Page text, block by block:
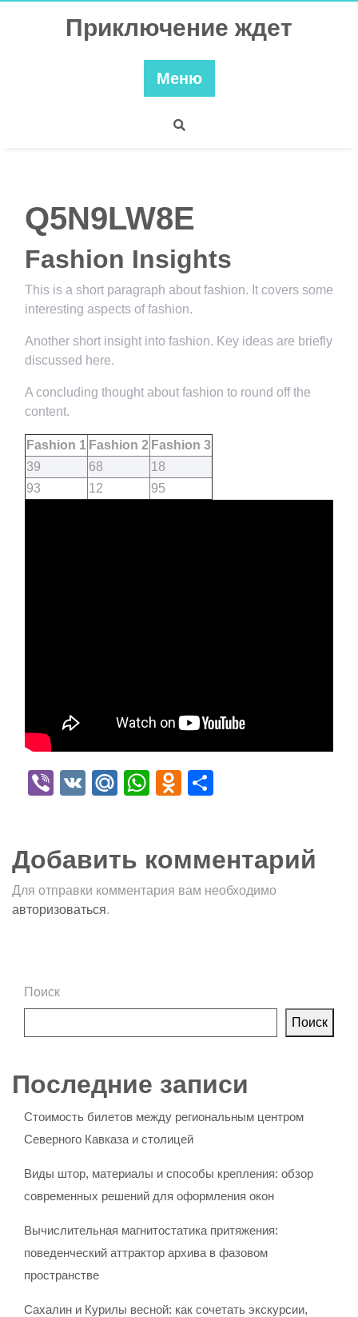
Приключение ждет
Меню
Q5N9LW8E
Fashion Insights
This is a short paragraph about fashion. It covers some
interesting aspects of fashion.
Another short insight into fashion. Key ideas are briefly
discussed here.
A concluding thought about fashion to round off the
content.
Fashion 1 Fashion 2 Fashion 3
39
68
18
93
12 95
Viber
VK Mail.Ru
WhatsApp
Odnoklassniki
Добавить комментарий
Для отправки комментария вам необходимо
авторизоваться.
Поиск
Поиск
Последние записи
Стоимость билетов между региональным центром
Северного Кавказа и столицей
Виды штор, материалы и способы крепления: обзор
современных решений для оформления окон
Вычислительная магнитостатика притяжения:
поведенческий аттрактор архива в фазовом
пространстве
Сахалин и Курилы весной: как сочетать экскурсии,